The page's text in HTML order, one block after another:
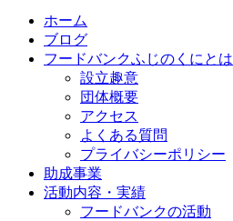
ホーム
ブログ
フードバンクふじのくにとは
設立趣意
団体概要
アクセス
よくある質問
プライバシーポリシー
助成事業
活動内容・実績
フードバンクの活動